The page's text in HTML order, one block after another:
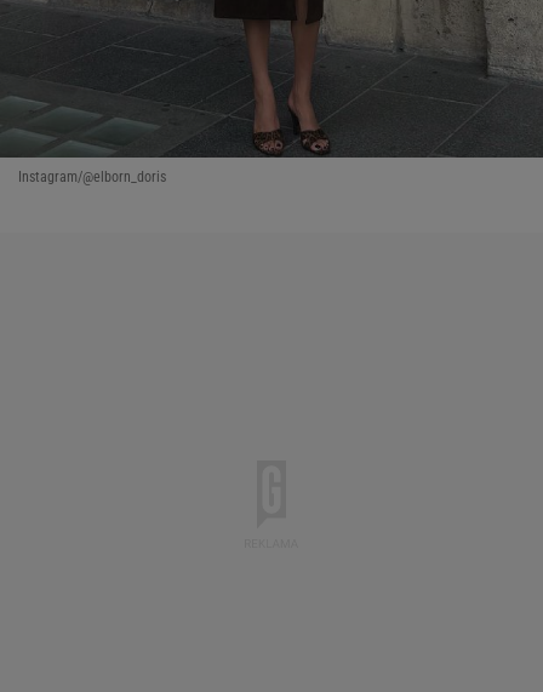
Instagram/@elborn_doris